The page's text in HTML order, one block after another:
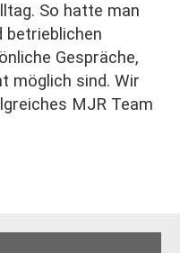
So hatte man
betrieblichen
Gespräche,
möglich sind. Wir
MJR Team